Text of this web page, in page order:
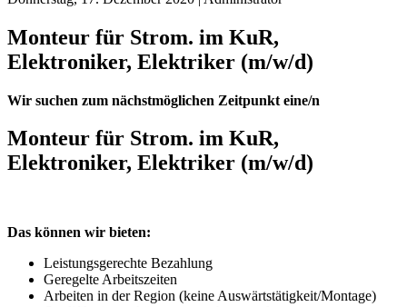
Monteur für Strom. im KuR,
Elektroniker, Elektriker (m/w/d)
Wir suchen zum nächstmöglichen Zeitpunkt eine/n
Monteur für Strom. im KuR,
Elektroniker, Elektriker (m/w/d)
Das können wir bieten:
Leistungsgerechte Bezahlung
Geregelte Arbeitszeiten
Arbeiten in der Region (keine Auswärtstätigkeit/Montage)